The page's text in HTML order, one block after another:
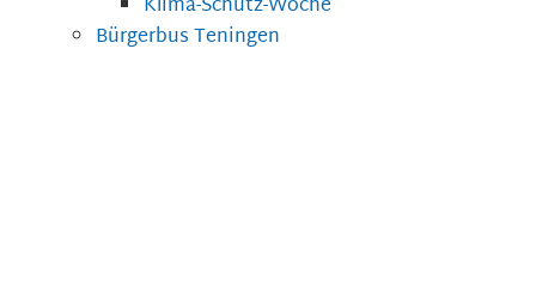
Klima-Schutz-Woche
Bürgerbus Teningen